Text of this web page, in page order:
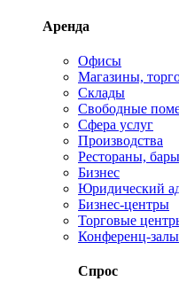
Аренда
Офисы
Магазины,
Склады
Свободные
Сфера услуг
Производства
Рестораны,
Бизнес
Юридический
Бизнес-центры
Торговые
Конференц-залы
Спрос